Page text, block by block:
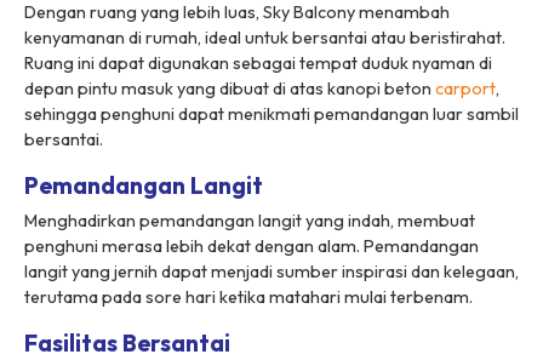
Dengan ruang yang lebih luas, Sky Balconymenambah
kenyamanan di rumah, ideal untuk bersantai atau beristirahat.
Ruang ini dapat digunakan sebagai tempat duduk nyaman di
depan pintu masuk yang dibuat di atas kanopi beton carport,
sehingga penghuni dapat menikmati pemandangan luar sambil
bersantai.
Pemandangan Langit
Menghadirkan pemandangan langit yang indah, membuat
penghuni merasa lebih dekat dengan alam. Pemandangan
langit yang jernih dapat menjadi sumber inspirasi dan kelegaan,
terutama pada sore hari ketika matahari mulai terbenam.
Fasilitas Bersantai